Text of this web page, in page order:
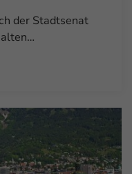
der Stadtsenat